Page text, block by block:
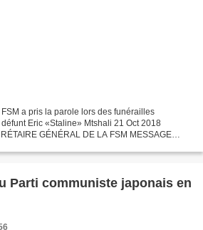
a pris la parole lors des funérailles
Eric «Staline» Mtshali 21 Oct 2018
GÉNÉRAL DE LA FSM MESSAGE
Parti communiste japonais en